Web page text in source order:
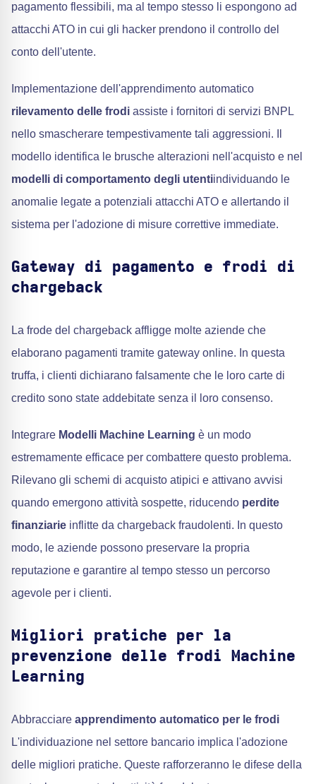
pagamento flessibili, ma al tempo stesso li espongono ad
attacchi ATO in cui gli hacker prendono il controllo del
conto dell'utente.
Implementazione dell'apprendimento automatico
rilevamento delle frodi assiste i fornitori di servizi BNPL
nello smascherare tempestivamente tali aggressioni. Il
modello identifica le brusche alterazioni nell'acquisto e nel
modelli di comportamento degli utentiindividuando le
anomalie legate a potenziali attacchi ATO e allertando il
sistema per l'adozione di misure correttive immediate.
Gateway di pagamento e frodi di
chargeback
La frode del chargeback affligge molte aziende che
elaborano pagamenti tramite gateway online. In questa
truffa, i clienti dichiarano falsamente che le loro carte di
credito sono state addebitate senza il loro consenso.
Integrare Modelli Machine Learning è un modo
estremamente efficace per combattere questo problema.
Rilevano gli schemi di acquisto atipici e attivano avvisi
quando emergono attività sospette, riducendo perdite
finanziarie inflitte da chargeback fraudolenti. In questo
modo, le aziende possono preservare la propria
reputazione e garantire al tempo stesso un percorso
agevole per i clienti.
Migliori pratiche per la
prevenzione delle frodi Machine
Learning
Abbracciare apprendimento automatico per le frodi
L'individuazione nel settore bancario implica l'adozione
delle migliori pratiche. Queste rafforzeranno le difese della